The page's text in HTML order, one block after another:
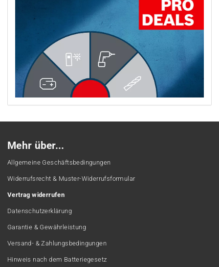
Mehr über...
Allgemeine Geschäftsbedingungen
Widerrufsrecht & Muster-Widerrufsformular
Vertrag widerrufen
Datenschutzerklärung
Garantie & Gewährleistung
Versand- & Zahlungsbedingungen
Hinweis nach dem Batteriegesetz